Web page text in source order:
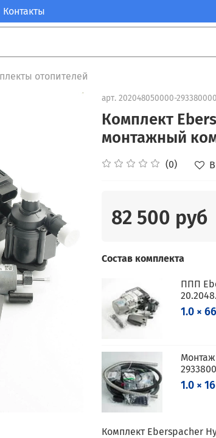
Контакты
отопителей
арт. 202048050000-
Комплект
монтажный
(0)
82 500 руб
Состав комплекта
ППП
1.0 ×
1.0 ×
Комплект Eberspacher